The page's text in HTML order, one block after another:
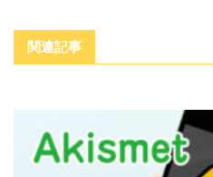
関連記事